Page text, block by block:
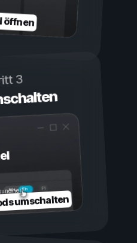
öffnen
3
Ein
Aus
umschalten